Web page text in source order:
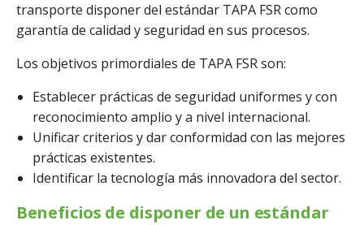
transporte disponer del estándar TAPA FSR como
garantía de calidad y seguridad en sus procesos.
Los objetivos primordiales de TAPA FSR son:
Establecer prácticas de seguridad uniformes y con
reconocimiento amplio y a nivel internacional.
Unificar criterios y dar conformidad con las mejores
prácticas existentes.
Identificar la tecnología más innovadora del sector.
Beneficios de disponer de un estándar